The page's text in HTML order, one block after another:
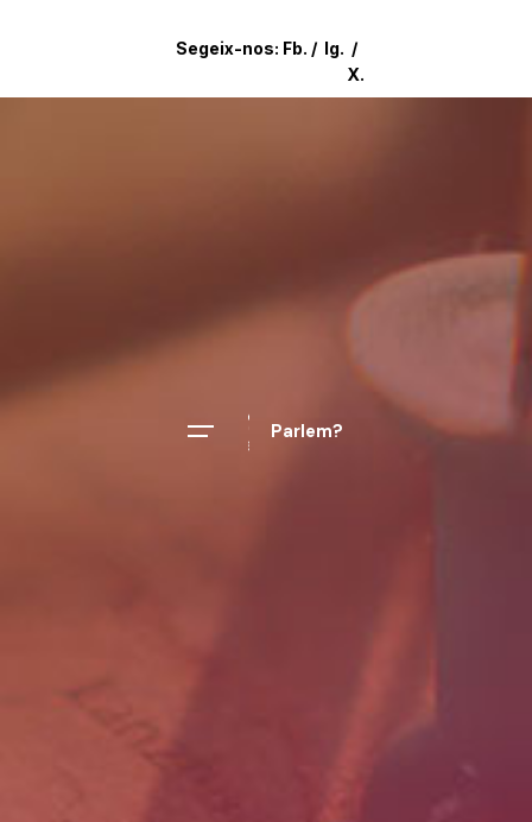
Segeix-nos: Fb. / Ig. /
X.
Parlem?